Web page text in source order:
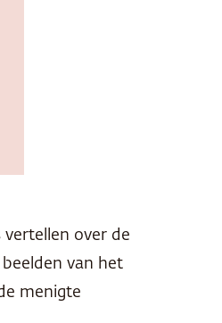
over de
van het
menigte